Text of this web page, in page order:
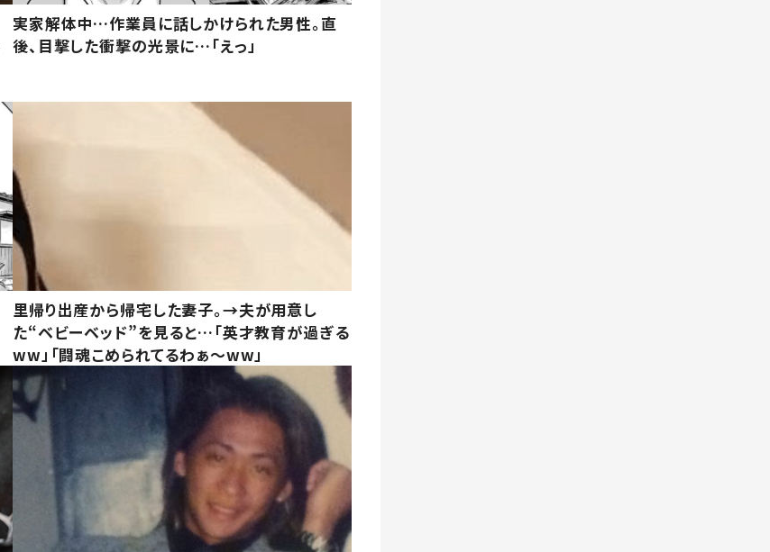
実家解体中…作業員に話しかけられた男性。直
後、目撃した衝撃の光景に…「えっ」
里帰り出産から帰宅した妻子。→夫が用意し
た“ベビーベッド”を見ると…「英才教育が過ぎる
ww」「闘魂こめられてるわぁ～ww」